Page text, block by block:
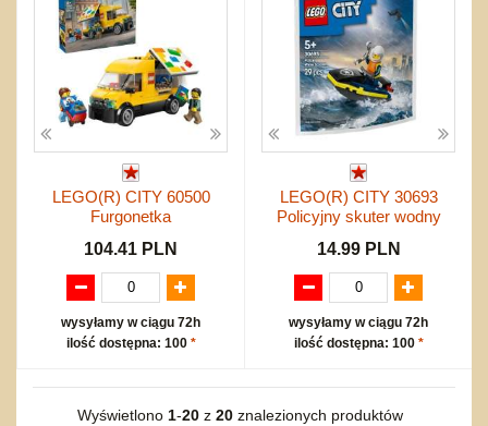
LEGO(R) CITY 60500
Furgonetka
104.41 PLN
wysyłamy w ciągu 72h
ilość dostępna: 100 *
LEGO(R) CITY 30693
Policyjny skuter wodny
14.99 PLN
wysyłamy w ciągu 72h
ilość dostępna: 100 *
Wyświetlono 1-20z 20znalezionych produktów